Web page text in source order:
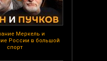
Меркель и
России в большой
спорт